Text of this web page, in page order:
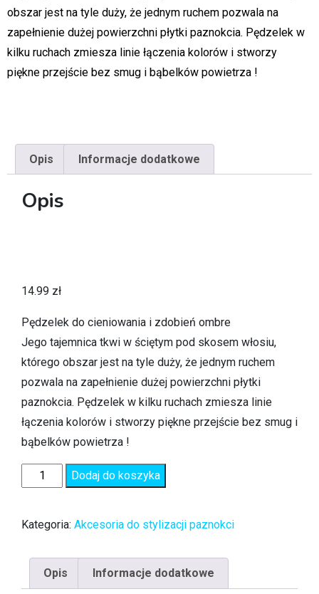
obszar jest na tyle duży, że jednym ruchem pozwala na
zapełnienie dużej powierzchni płytki paznokcia. Pędzelek w
kilku ruchach zmiesza linie łączenia kolorów i stworzy
piękne przejście bez smug i bąbelków powietrza !
Opis Informacje dodatkowe
Opis
14.99 zł
Pędzelek do cieniowania i zdobień ombre
Jego tajemnica tkwi w ściętym pod skosem włosiu,
którego obszar jest na tyle duży, że jednym ruchem
pozwala na zapełnienie dużej powierzchni płytki
paznokcia. Pędzelek w kilku ruchach zmiesza linie
łączenia kolorów i stworzy piękne przejście bez smug i
bąbelków powietrza !
Dodaj do koszyka
Kategoria: Akcesoria do stylizacji paznokci
Opis Informacje dodatkowe